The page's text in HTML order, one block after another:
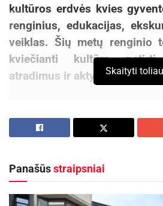
kultūros erdvės kvies
renginius, edukacijas,
veiklas. Šių metų renginio
kviečianti kultūrą
atradimus ir aktyvų
Europos muziejų naktį
Panevėžio kraštotyros
finansuoja Panevėžio
ir organizacijų. Visi
Skaityti toliau
Panašūsstraipsniai